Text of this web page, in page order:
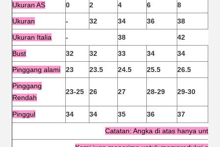
Ukuran AS 0 2 4 6 8
Ukuran - 32 34 36 38
Ukuran Italia - 38 42
Bust 32 32 33 34 34
Pinggang alami 23 23.5 24.5 25.5 26.5
Pinggang
Rendah
23-25 26 27 28-29 29-30
Pinggul 34 34 35 36 37
Catatan: Angka di atas hanya untuk